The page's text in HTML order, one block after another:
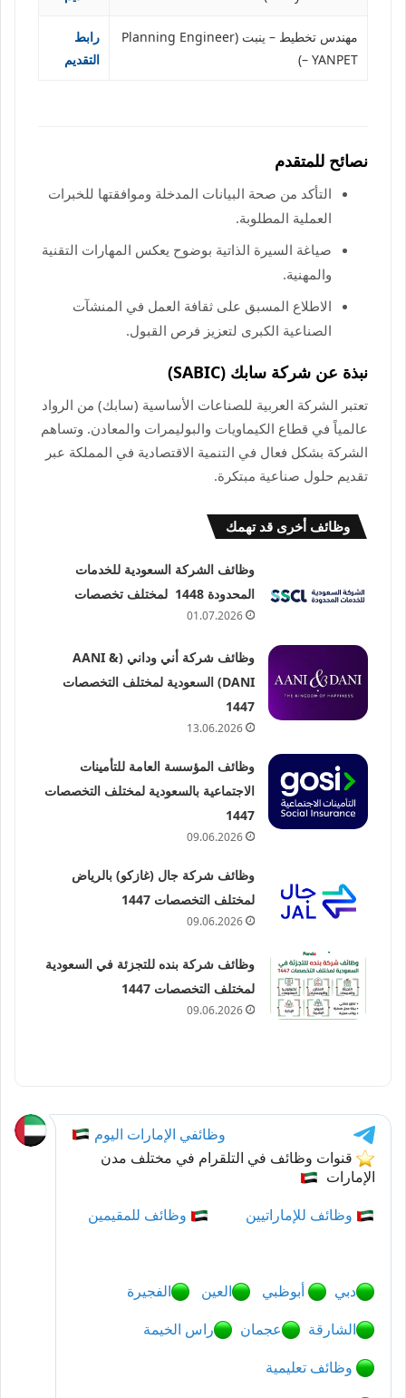
مهندس تخطيط – ينبت (Planning Engineer
– YANPET)
رابط
التقديم
نصائح للمتقدم
التأكد من صحة البيانات المدخلة وموافقتها للخبرات
العملية المطلوبة.
صياغة السيرة الذاتية بوضوح يعكس المهارات التقنية
والمهنية.
الاطلاع المسبق على ثقافة العمل في المنشآت
الصناعية الكبرى لتعزيز فرص القبول.
نبذة عن شركة سابك (SABIC)
تعتبر الشركة العربية للصناعات الأساسية (سابك) من الرواد
عالمياً في قطاع الكيماويات والبوليمرات والمعادن. وتساهم
الشركة بشكل فعال في التنمية الاقتصادية في المملكة عبر
تقديم حلول صناعية مبتكرة.
وظائف أخرى قد تهمك
وظائف الشركة السعودية للخدمات
المحدودة 1448 لمختلف تخصصات
01.07.2026
وظائف شركة أني وداني (AANI &
DANI) السعودية لمختلف التخصصات
1447
13.06.2026
وظائف المؤسسة العامة للتأمينات
الاجتماعية بالسعودية لمختلف التخصصات
1447
09.06.2026
وظائف شركة جال (غازكو) بالرياض
لمختلف التخصصات 1447
09.06.2026
وظائف شركة بنده للتجزئة في السعودية
لمختلف التخصصات 1447
09.06.2026